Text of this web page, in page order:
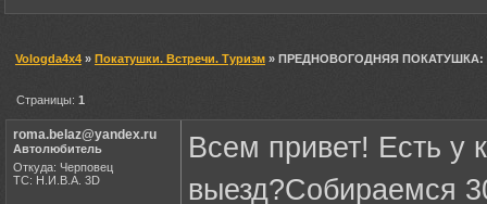
Vologda4x4 » Покатушки. Встречи. Туризм » ПРЕДНОВОГОДНЯЯ ПОКАТУШКА:
Страницы:1
roma.belaz@yandex.ru
Автолюбитель
Откуда: Черповец
ТС: Н.И.В.А. 3D
Всем привет! Есть у
выезд?Собираемся